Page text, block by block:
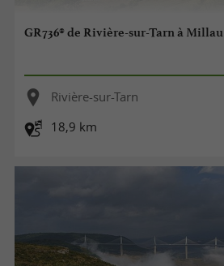
GR736® de Rivière-sur-Tarn à Millau
Rivière-sur-Tarn
18,9 km